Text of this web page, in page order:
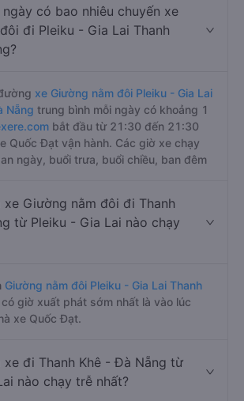
ngày có bao nhiêu chuyến xe
đi Pleiku - Gia Lai Thanh
xe Giường nằm đôi Pleiku - Gia Lai
Nẵng trung bình mỗi ngày có khoảng 1
bắt đầu từ 21:30 đến 21:30
Quốc Đạt vận hành. Các giờ xe chạy
ngày, buổi trưa, buổi chiều, ban đêm
xe Giường nằm đôi đi Thanh
từ Pleiku - Gia Lai nào chạy
Giường nằm đôi Pleiku - Gia Lai Thanh
có giờ xuất phát sớm nhất là vào lúc
xe Quốc Đạt.
xe đi Thanh Khê - Đà Nẵng từ
nào chạy trễ nhất?